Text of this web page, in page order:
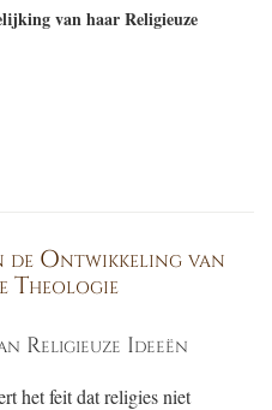
van haar Religieuze
de Ontwikkeling van
Theologie
Religieuze Ideeën
het feit dat religies niet